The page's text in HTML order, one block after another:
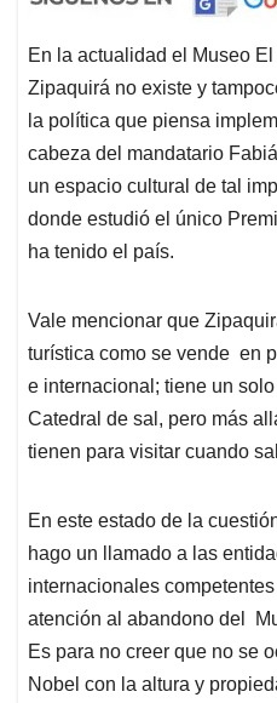
En la actualidad el Museo
Zipaquirá no existe y
la política que piensa
cabeza del mandatario
un espacio cultural de tal
donde estudió el único
ha tenido el país.
Vale mencionar que
turística como se vende en
e internacional; tiene un
Catedral de sal, pero más
tienen para visitar cuando
En este estado de la
hago un llamado a las
internacionales
atención al abandono del
Es para no creer que no se
Nobel con la altura y